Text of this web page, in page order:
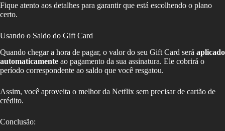
Fique atento aos detalhes para garantir que está escolhendo o plano
certo.
Usando o Saldo do Gift Card
Quando chegar a hora de pagar, o valor do seu Gift Card será aplicado
automaticamente ao pagamento da sua assinatura. Ele cobrirá o
período correspondente ao saldo que você resgatou.
Assim, você aproveita o melhor da Netflix sem precisar de cartão de
crédito.
Conclusão: